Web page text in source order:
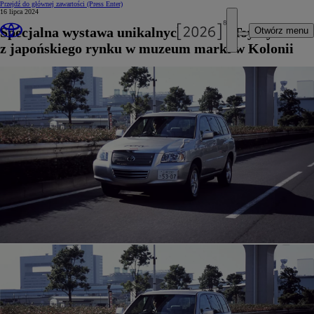
Przejdź do głównej zawartości (Press Enter)
Otwórz menu
16 lipca 2024
Specjalna wystawa unikalnych modeli Toyoty
z japońskiego rynku w muzeum marki w Kolonii